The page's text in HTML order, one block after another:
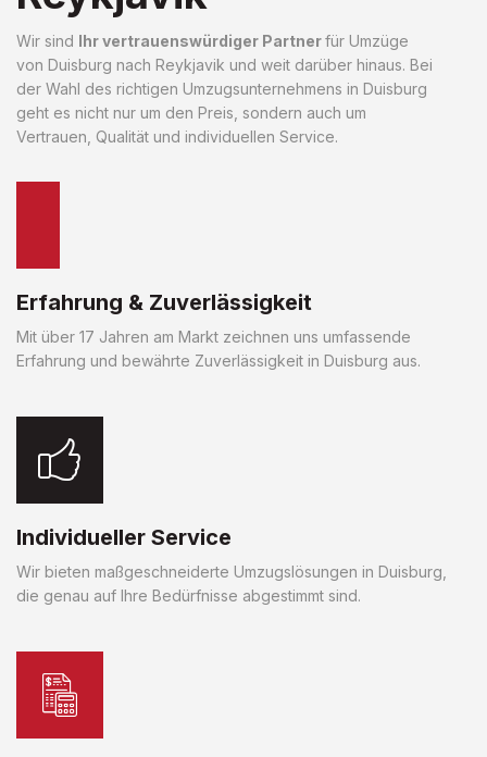
Wir sind Ihr vertrauenswürdiger Partnerfür Umzüge
von Duisburg nach Reykjavik und weit darüber hinaus. Bei
der Wahl des richtigen Umzugsunternehmens in Duisburg
geht es nicht nur um den Preis, sondern auch um
Vertrauen, Qualität und individuellen Service.
Erfahrung & Zuverlässigkeit
Mit über 17 Jahren am Markt zeichnen uns umfassende
Erfahrung und bewährte Zuverlässigkeit in Duisburg aus.
Individueller Service
Wir bieten maßgeschneiderte Umzugslösungen in Duisburg,
die genau auf Ihre Bedürfnisse abgestimmt sind.